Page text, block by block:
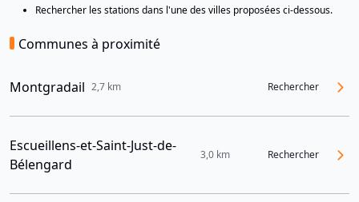
Rechercher les stations dans l'une des villes proposées ci-dessous.
Communes à proximité
Montgradail 2,7 km Rechercher
Escueillens-et-Saint-Just-de-
Bélengard
3,0 km Rechercher